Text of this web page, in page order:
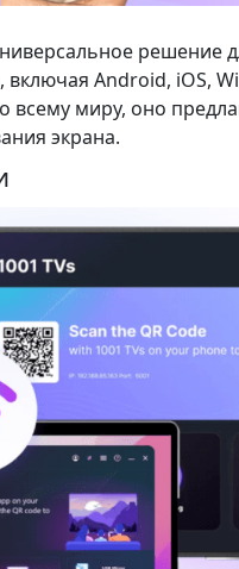
Android, iOS,
всему миру, оно
экрана.